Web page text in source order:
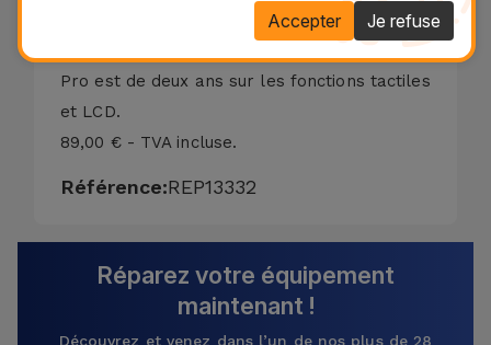
Pro en seulement 20 minutes. La garantie de
remplacement de la vitre du Huawei Mate 10
Pro est de deux ans sur les fonctions tactiles
et LCD.
89,00 € - TVA incluse.
Référence:REP13332
Réparez votre équipement
maintenant !
Découvrez et venez dans l’un de nos plus de 28
Je refuse
Accepter